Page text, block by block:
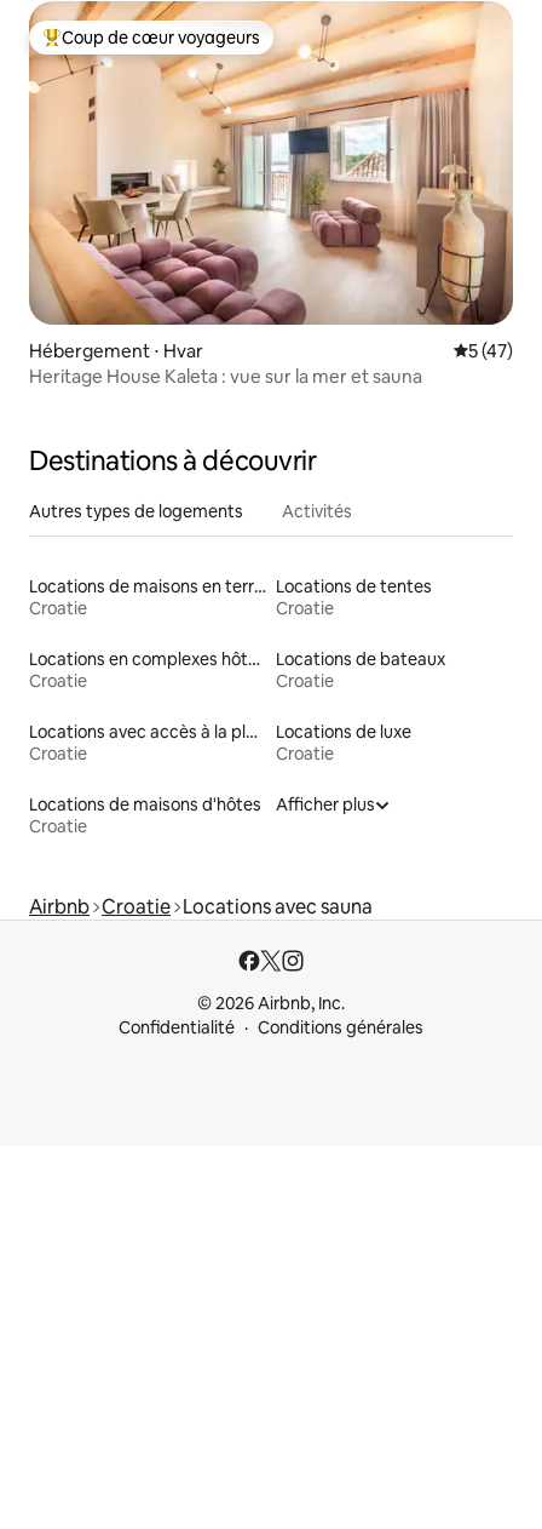
Coups de cœur voyageurs les plus appréciés
Coup de cœur voyageurs
Hébergement ⋅ Hvar
5 (47)
Heritage House Kaleta : vue sur la mer et sauna
Destinations à découvrir
Autres types de logements Activités
Locations de maisons en terre
Croatie
Locations de tentes
Croatie
Locations en complexes hôteliers
Croatie
Locations de bateaux
Croatie
Locations avec accès à la plage
Croatie
Locations de luxe
Croatie
Locations de maisons d'hôtes
Croatie
Afficher plus
Airbnb Croatie Locations avec sauna
© 2026 Airbnb, Inc.
Confidentialité
Conditions générales